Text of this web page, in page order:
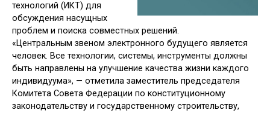
технологий (ИКТ) для
обсуждения насущных
проблем и поиска совместных решений.
«Центральным звеном электронного будущего является
человек. Все технологии, системы, инструменты должны
быть направлены на улучшение качества жизни каждого
индивидуума», — отметила заместитель председателя
Комитета Совета Федерации по конституционному
законодательству и государственному строительству,